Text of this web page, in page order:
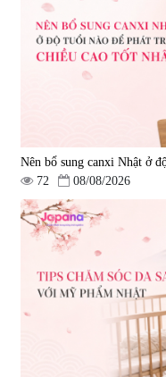
Nên bổ sung canxi Nhật ở
72
08/08/2026